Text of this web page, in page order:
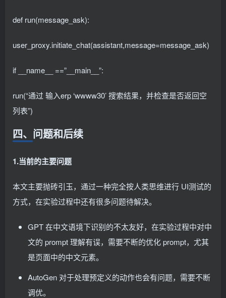
def run(message_ask):
user_proxy.initiate_chat(assistant,message=message_ask)
if __name__ ==”__main__”:
run(“通过 输入erp ‘wwww30’ 搜索结果，并检查是否返回空
列表”)
四、问题和后续
1.当前的主要问题
本文主要抛砖引玉，通过一种完全按人类思维进行 UI测试的
方式，在实验过程中还有很多问题待解决。
GPT 在中文语境下识别的不太友好，在实验过程中对中
文的 prompt 理解有误，需要不断的优化 prompt，尤其
是页面中的中文元素。
AutoGen 对于处理预定义的动作也会有问题，需要不断
调优。